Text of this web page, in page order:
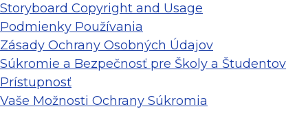
Storyboard Copyright and Usage
Podmienky Používania
Zásady Ochrany Osobných Údajov
Súkromie a Bezpečnosť pre Školy a Študentov
Prístupnosť
Vaše Možnosti Ochrany Súkromia